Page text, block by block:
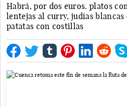
Habrá, por dos euros. platos
lentejas al curry, judías
patatas con costillas